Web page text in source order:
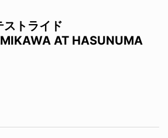
トライド
AT HASUNUMA